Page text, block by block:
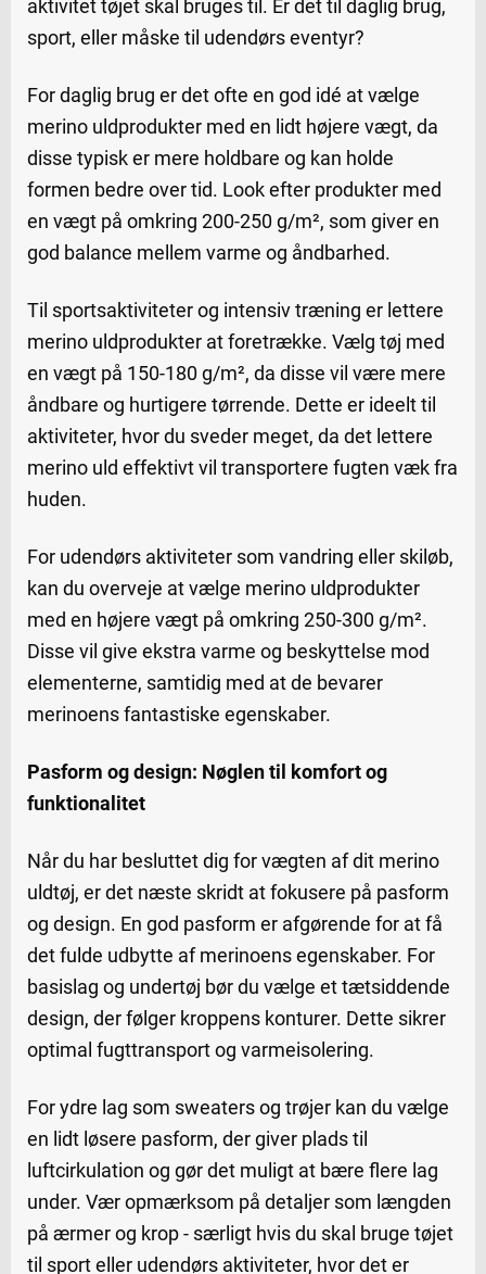
aktivitet tøjet skal bruges til. Er det til daglig brug,
sport, eller måske til udendørs eventyr?
For daglig brug er det ofte en god idé at vælge
merino uldprodukter med en lidt højere vægt, da
disse typisk er mere holdbare og kan holde
formen bedre over tid. Look efter produkter med
en vægt på omkring 200-250 g/m², som giver en
god balance mellem varme og åndbarhed.
Til sportsaktiviteter og intensiv træning er lettere
merino uldprodukter at foretrække. Vælg tøj med
en vægt på 150-180 g/m², da disse vil være mere
åndbare og hurtigere tørrende. Dette er ideelt til
aktiviteter, hvor du sveder meget, da det lettere
merino uld effektivt vil transportere fugten væk fra
huden.
For udendørs aktiviteter som vandring eller skiløb,
kan du overveje at vælge merino uldprodukter
med en højere vægt på omkring 250-300 g/m².
Disse vil give ekstra varme og beskyttelse mod
elementerne, samtidig med at de bevarer
merinoens fantastiske egenskaber.
Pasform og design: Nøglen til komfort og
funktionalitet
Når du har besluttet dig for vægten af dit merino
uldtøj, er det næste skridt at fokusere på pasform
og design. En god pasform er afgørende for at få
det fulde udbytte af merinoens egenskaber. For
basislag og undertøj bør du vælge et tætsiddende
design, der følger kroppens konturer. Dette sikrer
optimal fugttransport og varmeisolering.
For ydre lag som sweaters og trøjer kan du vælge
en lidt løsere pasform, der giver plads til
luftcirkulation og gør det muligt at bære flere lag
under. Vær opmærksom på detaljer som længden
på ærmer og krop - særligt hvis du skal bruge tøjet
til sport eller udendørs aktiviteter, hvor det er